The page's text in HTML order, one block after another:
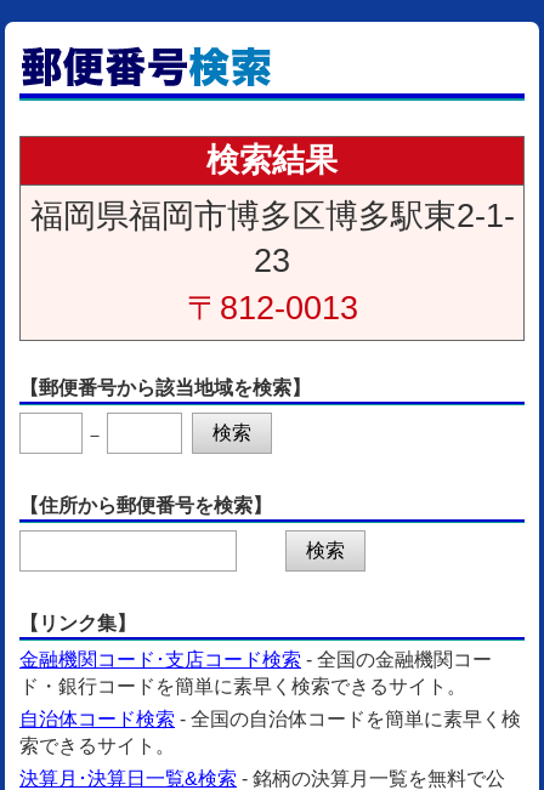
検索結果
福岡県福岡市博多区博多駅東2-1-
23
〒812-0013
【郵便番号から該当地域を検索】
－
【住所から郵便番号を検索】
【リンク集】
金融機関コード･支店コード検索 - 全国の金融機関コー
ド・銀行コードを簡単に素早く検索できるサイト。
自治体コード検索 - 全国の自治体コードを簡単に素早く検
索できるサイト。
決算月･決算日一覧&検索 - 銘柄の決算月一覧を無料で公